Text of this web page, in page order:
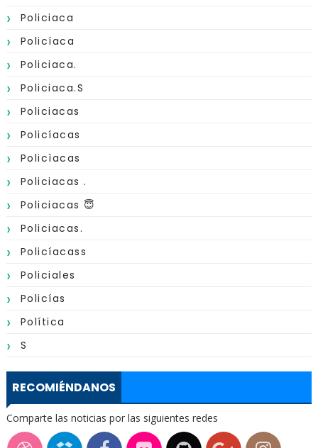
Policiaca
Policíaca
Policiaca.
Policiaca.s
Policiacas
Policíacas
Policìacas
Policiacas .
Policiacas 😇
Policiacas.
Policíacass
Policiales
Policías
Política
S
RECOMIÉNDANOS
Comparte las noticias por las siguientes redes